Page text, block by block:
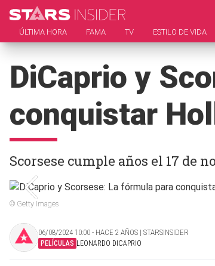
ÚLTIMA HORA FAMA TV ESTILO DE VIDA
DiCaprio y
conquistar
Scorsese cumple años el 17 de
© Getty Images
06/08/2024 10:00 ‧ HACE 2 AÑOS | STARSINSIDER
PELÍCULAS LEONARDO DICAPRIO